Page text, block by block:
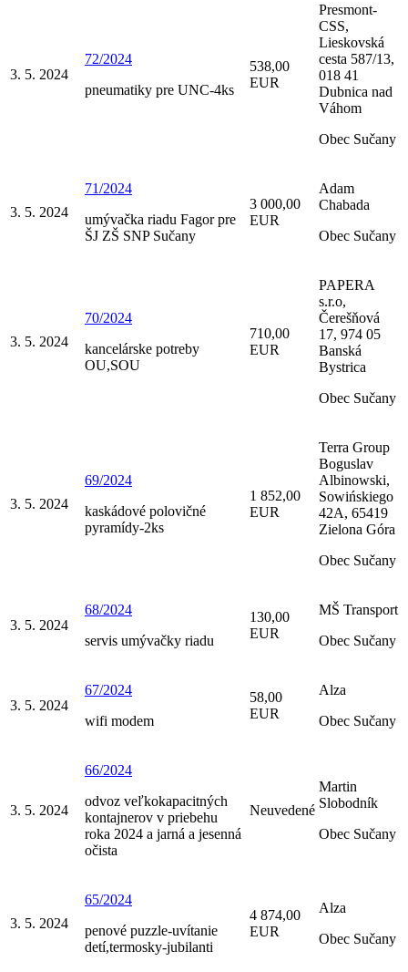
3. 5. 2024
72/2024
pneumatiky pre UNC-4ks
538,00
EUR
Presmont-
CSS,
Lieskovská
cesta 587/13,
018 41
Dubnica nad
Váhom
Obec Sučany
3. 5. 2024
71/2024
umývačka riadu Fagor pre
ŠJ ZŠ SNP Sučany
3 000,00
EUR
Adam
Chabada
Obec Sučany
3. 5. 2024
70/2024
kancelárske potreby
OU,SOU
710,00
EUR
PAPERA
s.r.o,
Čerešňová
17, 974 05
Banská
Bystrica
Obec Sučany
3. 5. 2024
69/2024
kaskádové polovičné
pyramídy-2ks
1 852,00
EUR
Terra Group
Boguslav
Albinowski,
Sowińskiego
42A, 65419
Zielona Góra
Obec Sučany
3. 5. 2024
68/2024
servis umývačky riadu
130,00
EUR
MŠ Transport
Obec Sučany
3. 5. 2024
67/2024
wifi modem
58,00
EUR
Alza
Obec Sučany
3. 5. 2024
66/2024
odvoz veľkokapacitných
kontajnerov v priebehu
roka 2024 a jarná a jesenná
očista
Neuvedené
Martin
Slobodník
Obec Sučany
3. 5. 2024
65/2024
penové puzzle-uvítanie
detí,termosky-jubilanti
4 874,00
EUR
Alza
Obec Sučany